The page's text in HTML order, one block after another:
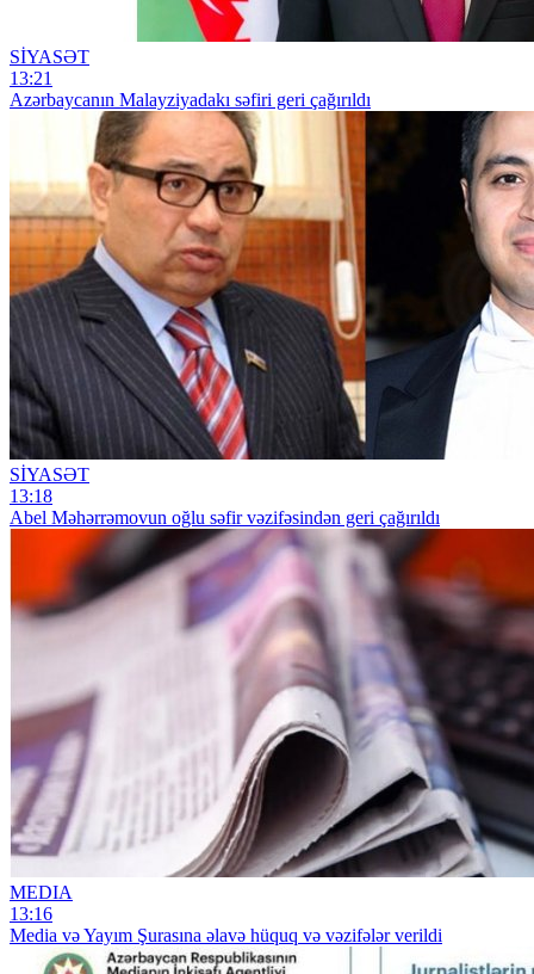
SİYASƏT
13:21
Azərbaycanın Malayziyadakı səfiri geri çağırıldı
SİYASƏT
13:18
Abel Məhərrəmovun oğlu səfir vəzifəsindən geri çağırıldı
MEDIA
13:16
Media və Yayım Şurasına əlavə hüquq və vəzifələr verildi